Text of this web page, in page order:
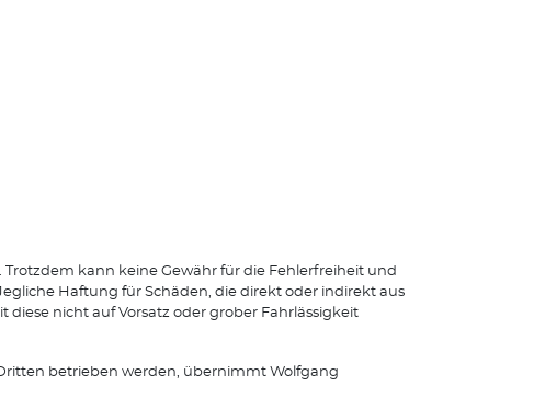
kann keine Gewähr für die Fehlerfreiheit und
Haftung für Schäden, die direkt oder indirekt aus
diese nicht auf Vorsatz oder grober Fahrlässigkeit
betrieben werden, übernimmt Wolfgang